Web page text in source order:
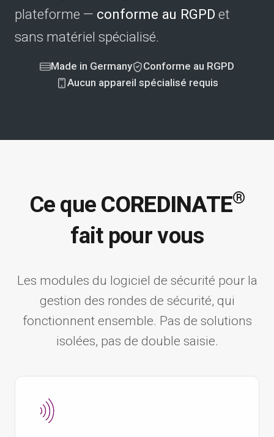
plateforme — conforme au RGPD et
sans matériel spécialisé.
Made in Germany
Conforme au RGPD
Aucun appareil spécialisé requis
Ce que COREDINATE®
fait pour vous
Les modules du logiciel de sécurité pour la
gestion des rondes de sécurité, qui
fonctionnent ensemble. Pas de solutions
isolées, pas de double saisie.